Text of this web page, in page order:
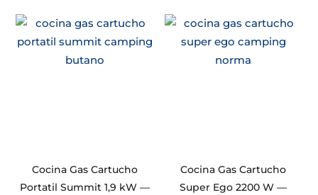
Cocina Gas Cartucho
Portatil Summit 1,9 kW —
Cocina Gas Cartucho
Super Ego 2200 W —